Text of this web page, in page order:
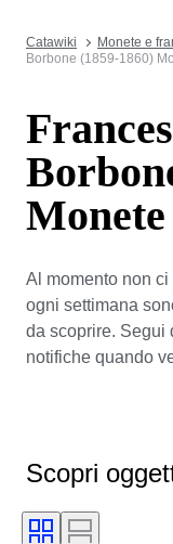
Catawiki Monete e
Borbone (1859-1860)
Al momento non
ogni settimana
da scoprire. Segui
notifiche quando
Scopri